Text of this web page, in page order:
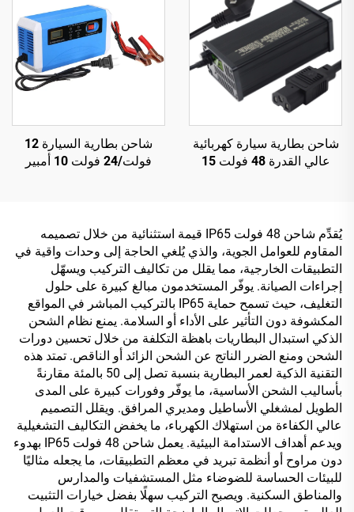
كهربائي للبطارية 12 فولت
شاحن بطارية سيارة كهربائية
عالي القدرة 48 فولت 15
شاحن بطارية السيارة 12
فولت/24 فولت 10 أمبير
الحمضية بوظيفة حماية من
القصر الدائري، تصميم
كهربائي مقاوم للحريق
يُقدِّم شاحن 48 فولت IP65 قيمة استثنائية من خلال تصميمه
المقاوم للعوامل الجوية، والذي يُلغي الحاجة إلى وحدات واقية في
التطبيقات الخارجية، مما يقلل من تكاليف التركيب ويسهّل
إجراءات الصيانة. يوفّر المستخدمون مبالغ كبيرة على حلول
التغليف، حيث تسمح حماية IP65 بالتركيب المباشر في المواقع
المكشوفة دون التأثير على الأداء أو السلامة. يمنع نظام الشحن
الذكي استبدال البطاريات باهظة التكلفة من خلال تحسين دورات
الشحن ومنع الضرر الناتج عن الشحن الزائد أو الناقص. تمتد هذه
التقنية الذكية لعمر البطارية بنسبة تصل إلى 50 بالمئة مقارنةً
بأساليب الشحن الأساسية، ما يوفّر وفورات كبيرة على المدى
الطويل لمشغلي الأساطيل ومديري المرافق. ويقلل التصميم
عالي الكفاءة من استهلاك الكهرباء، ما يخفض التكاليف التشغيلية
ويدعم أهداف الاستدامة البيئية. يعمل شاحن 48 فولت IP65 بهدوء
دون مراوح أو أنظمة تبريد في معظم التطبيقات، ما يجعله مثاليًا
للبيئات الحساسة للضوضاء مثل المستشفيات والمدارس
والمناطق السكنية. ويصبح التركيب سهلًا بفضل خيارات التثبيت